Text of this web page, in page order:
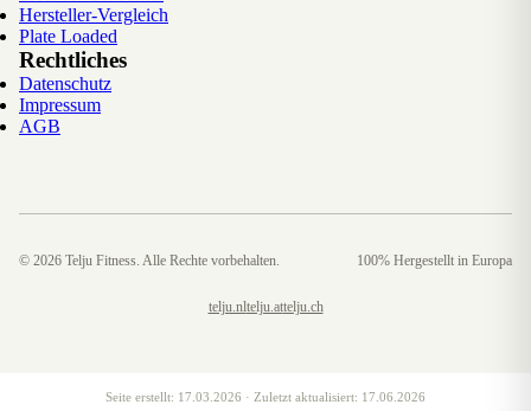
Hersteller-Vergleich
Plate Loaded
Rechtliches
Datenschutz
Impressum
AGB
© 2026 Telju Fitness. Alle Rechte vorbehalten. 100% Hergestellt in Europa
telju.nltelju.attelju.ch
Seite erstellt: 17.03.2026 · Zuletzt aktualisiert: 17.06.2026